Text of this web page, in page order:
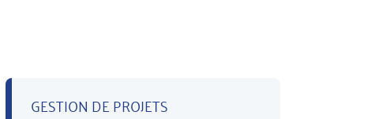
GESTION DE PROJETS